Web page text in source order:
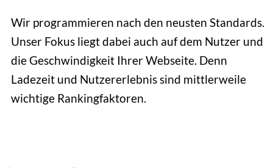
Wir programmieren nach den neusten Standards.
Unser Fokus liegt dabei auch auf dem Nutzer und
die Geschwindigkeit Ihrer Webseite. Denn
Ladezeit und Nutzererlebnis sind mittlerweile
wichtige Rankingfaktoren.